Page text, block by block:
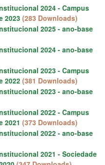
2024 - Campus
2023 (283 Downloads)
2025 - ano-base
2024 - ano-base
2023 - Campus
2022 (381 Downloads)
2023 - ano-base
2022 - Campus
2021 (373 Downloads)
2022 - ano-base
2021 - Sociedade